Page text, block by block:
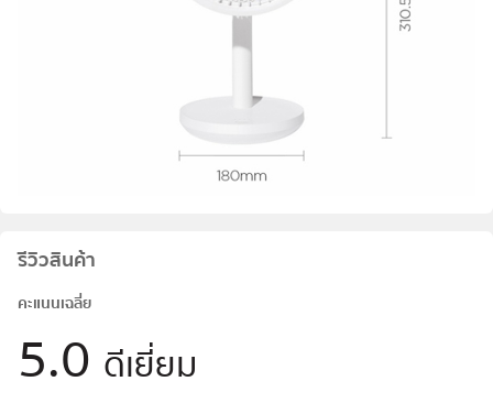
รีวิวสินค้า
คะแนนเฉลี่ย
5.0 ดีเยี่ยม